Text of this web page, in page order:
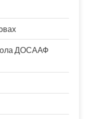
ДОСААФ